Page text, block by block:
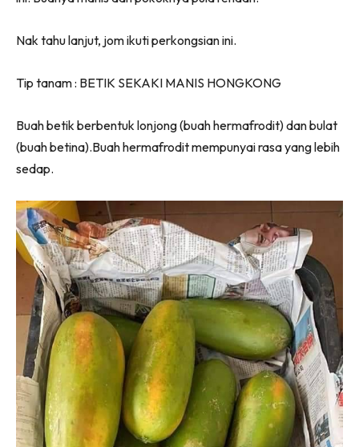
Nak tahu lanjut, jom ikuti perkongsian ini.
Tip tanam : BETIK SEKAKI MANIS HONGKONG
Buah betik berbentuk lonjong (buah hermafrodit) dan bulat
(buah betina).Buah hermafrodit mempunyai rasa yang lebih
sedap.